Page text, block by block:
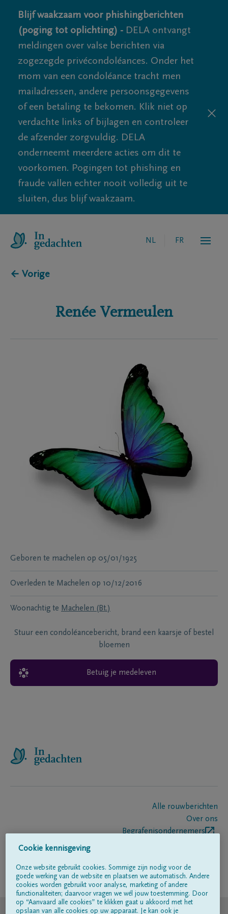
Blijf waakzaam voor phishingberichten
(poging tot oplichting) - DELA ontvangt
meldingen over valse berichten via
zogezegde privécondoléances. Onder het
mom van een condoléance tracht men
mailadressen, andere persoonsgegevens
of een betaling te bekomen. Klik niet op
verdachte links of bijlagen en controleer
de afzender zorgvuldig. DELA
onderneemt meerdere acties om dit te
voorkomen. Pogingen tot phishing en
fraude vallen echter nooit volledig uit te
sluiten, dus blijf waakzaam.
NL FR
← Vorige
Renée Vermeulen
Geboren te machelen op 05/01/1925
Overleden te Machelen op 10/12/2016
Woonachtig te Machelen (Bt.)
Stuur een condoléancebericht, brand een kaarsje of bestel
bloemen
Betuig je medeleven
Alle rouwberichten
Over ons
Begrafenisondernemers
Volg ons op
© DELA
Cookie kennisgeving
Onze website gebruikt cookies. Sommige zijn nodig voor de
goede werking van de website en plaatsen we automatisch. Andere
cookies worden gebruikt voor analyse, marketing of andere
functionaliteiten; daarvoor vragen we wél jouw toestemming. Door
op “Aanvaard alle cookies” te klikken gaat u akkoord met het
opslaan van alle cookies op uw apparaat. Je kan ook je